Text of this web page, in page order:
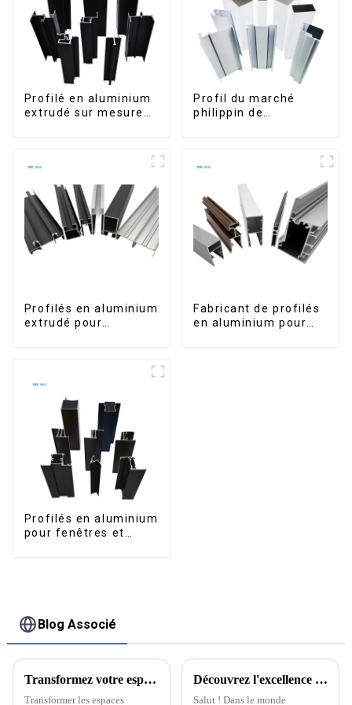
Profilé en aluminium
extrudé sur mesure
Profil du marché
philippin de
Profilés en aluminium
extrudé pour
Fabricant de profilés
en aluminium pour
Profilés en aluminium
pour fenêtres et
Blog Associé
Transformez votre espace extérieur : découvrez les avantages des pergolas avec stores à fermeture éclair pour un confort accru
Transformer les espaces
Découvrez l'excellence : la principale usine chinoise dévoile le meilleur profilé en aluminium L pour les acheteurs du monde entier
Salut ! Dans le monde